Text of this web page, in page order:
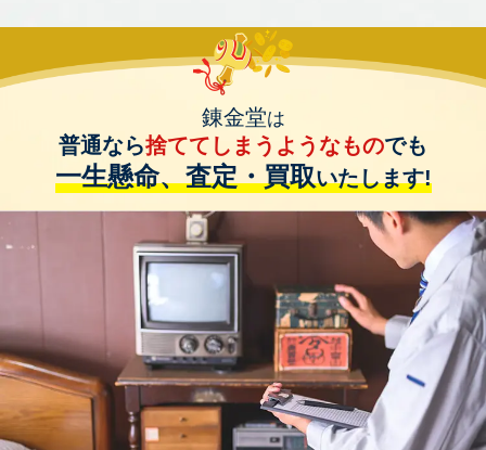
錬金堂は
普通なら捨ててしまうようなものでも
一生懸命、査定・買取いたします!